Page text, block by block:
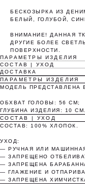
БЕСКОЗЫРКА ИЗ
БЕЛЫЙ, ГОЛУБОЙ,
ВНИМАНИЕ! ДАННАЯ
ДРУГИЕ БОЛЕЕ
ПОВЕРХНОСТИ.
ПАРАМЕТРЫ ИЗДЕЛИЯ
СОСТАВ | УХОД
ДОСТАВКА
ПАРАМЕТРЫ ИЗДЕЛИЯ
МОДЕЛЬ ПРЕДСТАВЛЕНА
ОБХВАТ ГОЛОВЫ: 56 СМ;
ГЛУБИНА ИЗДЕЛИЯ: 10 СМ.
СОСТАВ | УХОД
СОСТАВ: 100% ХЛОПОК.
УХОД:
— РУЧНАЯ ИЛИ МАШИННАЯ
— ЗАПРЕЩЕНО
— ЗАПРЕЩЕНА
— ГЛАЖЕНИЕ И
— ЗАПРЕЩЕНА
Оплатите
картой
Оплата
сегодня
Без